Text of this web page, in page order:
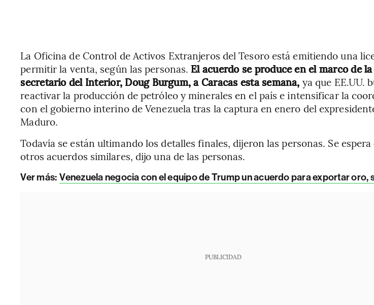
La Oficina de Control de Activos Extranjeros del Tesoro está emitiendo una
permitir la venta, según las personas. El acuerdo se produce en el marco de
secretario del Interior, Doug Burgum, a Caracas esta semana, ya que EE.UU.
reactivar la producción de petróleo y minerales en el país e intensificar la
con el gobierno interino de Venezuela tras la captura en enero del
Maduro.
Todavía se están ultimando los detalles finales, dijeron las personas. Se espera
otros acuerdos similares, dijo una de las personas.
Ver más: Venezuela negocia con el equipo de Trump un acuerdo para exportar oro,
PUBLICIDAD